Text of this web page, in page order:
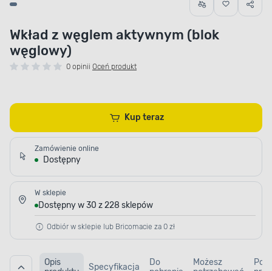
Wkład z węglem aktywnym (blok
węglowy)
0 opinii Oceń produkt
Kup teraz
Zamówienie online
Dostępny
W sklepie
Dostępny w 30 z 228 sklepów
Odbiór w sklepie lub Bricomacie za 0 zł
Opis
Specyfikacja
Do
Możesz